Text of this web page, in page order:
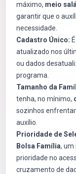
máximo, meio
garantir que o
necessidade.
Cadastro Único:
atualizado nos
ou dados
programa.
Tamanho da
tenha, no mínimo,
sozinhos
auxílio.
Prioridade de
Bolsa Família, um
prioridade no
cruzamento de